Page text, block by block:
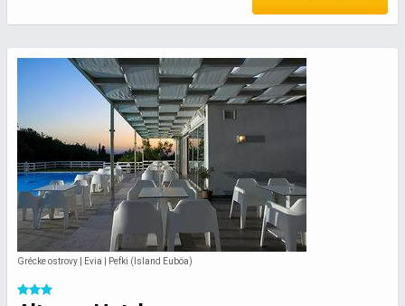
Grécke ostrovy | Evia | Pefki (Island Euböa)